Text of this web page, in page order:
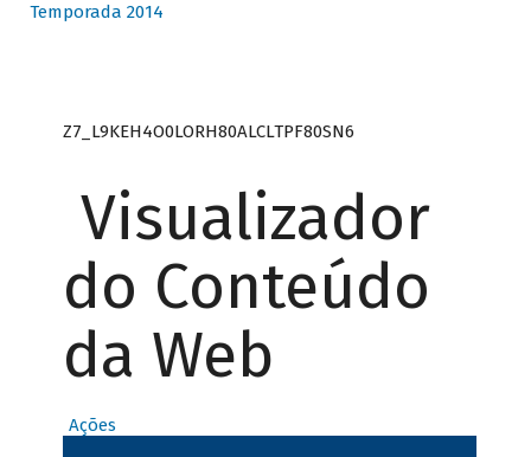
Temporada 2014
Z7_L9KEH4O0LORH80ALCLTPF80SN6
Visualizador
do Conteúdo
da Web
Ações